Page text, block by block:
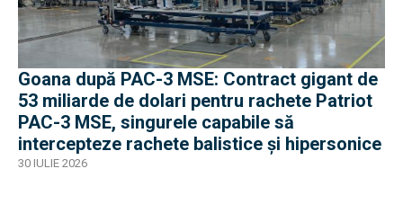
Goana după PAC-3 MSE: Contract gigant de
53 miliarde de dolari pentru rachete Patriot
PAC-3 MSE, singurele capabile să
intercepteze rachete balistice și hipersonice
30 IULIE 2026